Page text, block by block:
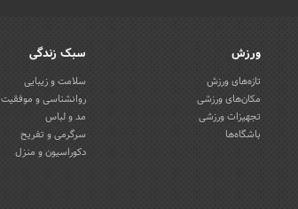
ورزش
تازه‌های ورزش
مکان‌های ورزشی
تجهیزات ورزشی
باشگاه‌ها
سبک زندگی
سلامت و زیبایی
روانشناسی و موفقیت
مد و لباس
سرگرمی و تفریح
دکوراسیون و منزل